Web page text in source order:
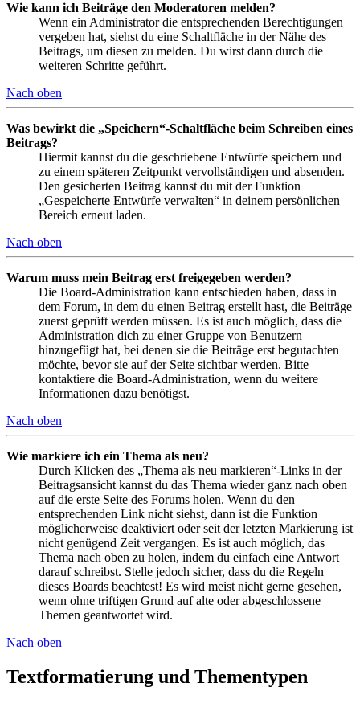
Wie kann ich Beiträge den Moderatoren melden?
Wenn ein Administrator die entsprechenden Berechtigungen
vergeben hat, siehst du eine Schaltfläche in der Nähe des
Beitrags, um diesen zu melden. Du wirst dann durch die
weiteren Schritte geführt.
Nach oben
Was bewirkt die „Speichern“-Schaltfläche beim Schreiben eines
Beitrags?
Hiermit kannst du die geschriebene Entwürfe speichern und
zu einem späteren Zeitpunkt vervollständigen und absenden.
Den gesicherten Beitrag kannst du mit der Funktion
„Gespeicherte Entwürfe verwalten“ in deinem persönlichen
Bereich erneut laden.
Nach oben
Warum muss mein Beitrag erst freigegeben werden?
Die Board-Administration kann entschieden haben, dass in
dem Forum, in dem du einen Beitrag erstellt hast, die Beiträge
zuerst geprüft werden müssen. Es ist auch möglich, dass die
Administration dich zu einer Gruppe von Benutzern
hinzugefügt hat, bei denen sie die Beiträge erst begutachten
möchte, bevor sie auf der Seite sichtbar werden. Bitte
kontaktiere die Board-Administration, wenn du weitere
Informationen dazu benötigst.
Nach oben
Wie markiere ich ein Thema als neu?
Durch Klicken des „Thema als neu markieren“-Links in der
Beitragsansicht kannst du das Thema wieder ganz nach oben
auf die erste Seite des Forums holen. Wenn du den
entsprechenden Link nicht siehst, dann ist die Funktion
möglicherweise deaktiviert oder seit der letzten Markierung ist
nicht genügend Zeit vergangen. Es ist auch möglich, das
Thema nach oben zu holen, indem du einfach eine Antwort
darauf schreibst. Stelle jedoch sicher, dass du die Regeln
dieses Boards beachtest! Es wird meist nicht gerne gesehen,
wenn ohne triftigen Grund auf alte oder abgeschlossene
Themen geantwortet wird.
Nach oben
Textformatierung und Thementypen